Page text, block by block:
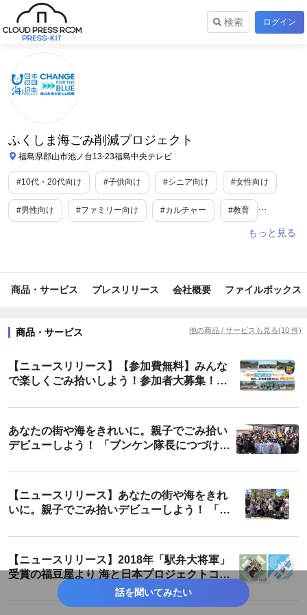
検索 ログイン
ふくしま海ごみ削減プロジェクト
福島県郡山市池ノ台13-23福島中央テレビ
#10代・20代向け #子供向け #シニア向け #女性向け
#男性向け #ファミリー向け #カルチャー #教育
#ライフスタイル
#トイ #健康・サプリ #フィットネス #スポーツ観戦
#美容・健康サービス #toC #地域限定 #生活習慣病
#ダイエット #SDGs・ESG #アクティブシニア #エコ
#エシカル #開運 #コラボ #生活情報 #デビュー
話を聞いてみたい
商品・サービス プレスリリース 会社概要 ファイルボックス
商品・サービス 他の商品 / サービスも見る(10 件)
【ニュースリリース】【参加費無料】みんな
で楽しくごみ拾いしよう！参加者大募集！
活動」を開催します
あなたの街や海をきれいに。親子でごみ拾い
デビューしよう！ 「ブンケン隊長につづけ！
【ニュースリリース】あなたの街や海をきれ
いに。親子でごみ拾いデビューしよう！ 「ブ
最終回！
【ニュースリリース】2018年「駅弁大将軍」
受賞の福豆屋より 海と日本プロジェクトコラ
ボ弁当「福島の海を守る！相馬野馬追弁当」
を販売開始